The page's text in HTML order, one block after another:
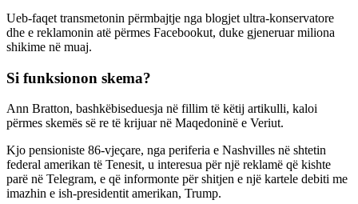
Ueb-faqet transmetonin përmbajtje nga blogjet ultra-konservatore
dhe e reklamonin atë përmes Facebookut, duke gjeneruar miliona
shikime në muaj.
Si funksionon skema?
Ann Bratton, bashkëbiseduesja në fillim të këtij artikulli, kaloi
përmes skemës së re të krijuar në Maqedoninë e Veriut.
Kjo pensioniste 86-vjeçare, nga periferia e Nashvilles në shtetin
federal amerikan të Tenesit, u interesua për një reklamë që kishte
parë në Telegram, e që informonte për shitjen e një kartele debiti me
imazhin e ish-presidentit amerikan, Trump.